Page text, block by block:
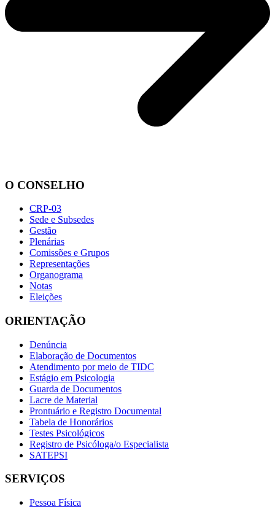
O CONSELHO
CRP-03
Sede e Subsedes
Gestão
Plenárias
Comissões e Grupos
Representações
Organograma
Notas
Eleições
ORIENTAÇÃO
Denúncia
Elaboração de Documentos
Atendimento por meio de TIDC
Estágio em Psicologia
Guarda de Documentos
Lacre de Material
Prontuário e Registro Documental
Tabela de Honorários
Testes Psicológicos
Registro de Psicóloga/o Especialista
SATEPSI
SERVIÇOS
Pessoa Física